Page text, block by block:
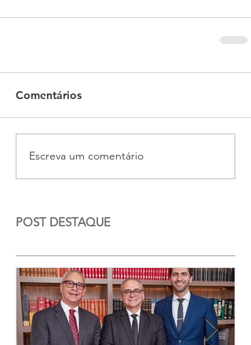
Comentários
Escreva um comentário
POST DESTAQUE